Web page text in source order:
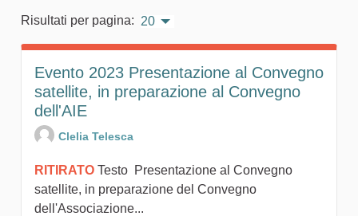
Risultati per pagina: 20
Evento 2023 Presentazione al Convegno
satellite, in preparazione al Convegno
dell'AIE
Clelia Telesca
RITIRATO Testo Presentazione al Convegno
satellite, in preparazione del Convegno
dell'Associazione...